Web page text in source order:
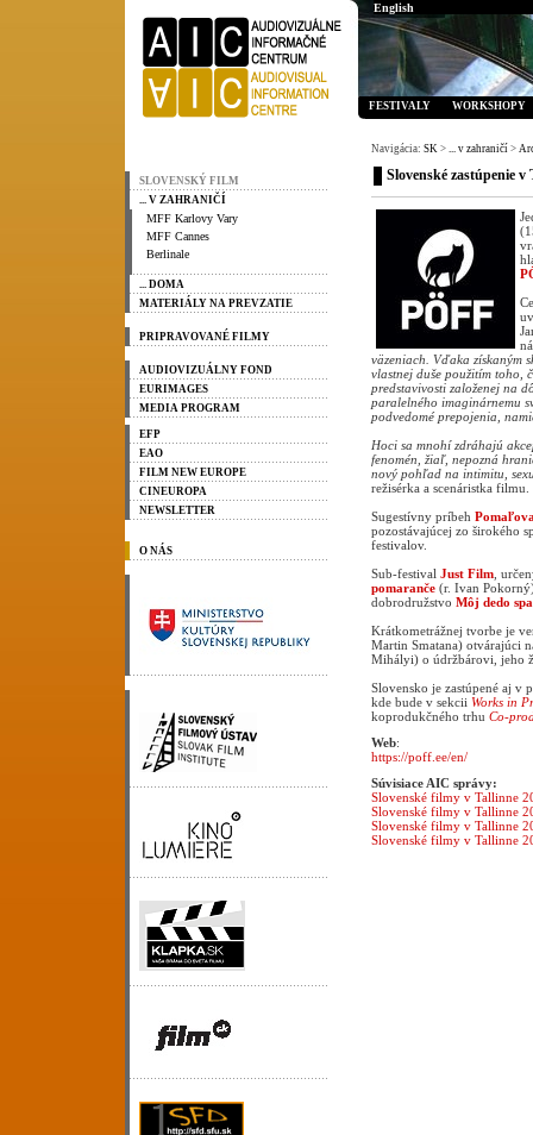
SLOVENSKÝ FILM
... V ZAHRANIČÍ
MFF Karlovy Vary
MFF Cannes
Berlinale
... DOMA
MATERIÁLY NA PREVZATIE
PRIPRAVOVANÉ FILMY
AUDIOVIZUÁLNY FOND
EURIMAGES
MEDIA PROGRAM
EFP
EAO
FILM NEW EUROPE
CINEUROPA
NEWSLETTER
O NÁS
English
FESTIVALY WORKSHOPY
Navigácia: SK > ... v zahraničí >
Slovenské zastúpenie v
väzeniach. Vďaka získaným
vlastnej duše použitím toho,
predstavivosti založenej na
paralelného imaginárnemu
podvedomé prepojenia,
Hoci sa mnohí zdráhajú
fenomén, žiaľ, nepozná
nový pohľad na intimitu,
režisérka a scenáristka filmu.
Sugestívny príbeh
pozostávajúcej zo širokého
festivalov.
Sub-festival Just Film ,
pomaranče (r. Ivan
dobrodružstvo Môj dedo
Krátkometrážnej tvorbe je
Martin Smatana) otvárajúci
Mihályi) o údržbárovi, jeho
Slovensko je zastúpené aj
kde bude v sekcii Works in
koprodukčného trhu Co-
Web:
https://poff.ee/en/
Súvisiace AIC správy:
Slovenské filmy v Tallinne
Slovenské filmy v Tallinne
Slovenské filmy v Tallinne
Slovenské filmy v Tallinne